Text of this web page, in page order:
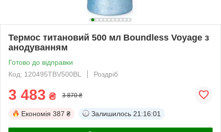
Термос титановий 500 мл Boundless Voyage з
анодуванням
Готово до відправки
Код: 120495TBV500BL
Роздріб
3 483 ₴ 3 870 ₴
Економія 387 ₴ Залишилось 21:16:01